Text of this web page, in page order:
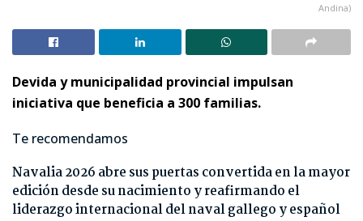
Andina)
Devida y municipalidad provincial impulsan
iniciativa que beneficia a 300 familias.
Te recomendamos
Navalia 2026 abre sus puertas convertida en la mayor
edición desde su nacimiento y reafirmando el
liderazgo internacional del naval gallego y español